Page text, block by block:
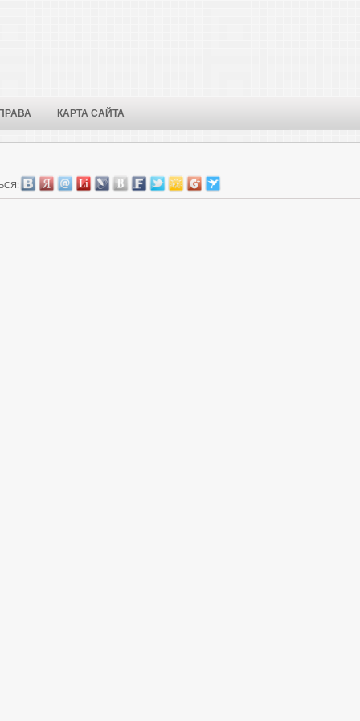
КАРТА САЙТА